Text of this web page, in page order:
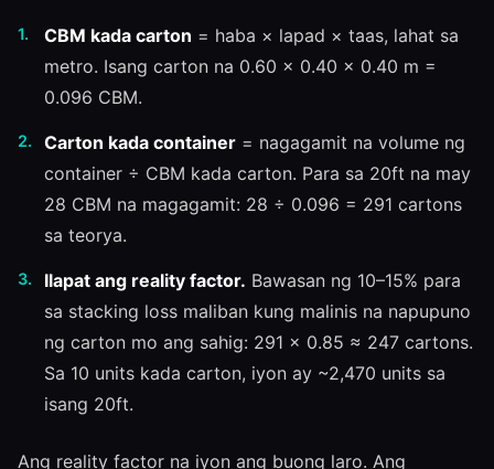
CBM kada carton = haba × lapad × taas, lahat sa
metro. Isang carton na 0.60 × 0.40 × 0.40 m =
0.096 CBM.
Carton kada container = nagagamit na volume ng
container ÷ CBM kada carton. Para sa 20ft na may
28 CBM na magagamit: 28 ÷ 0.096 = 291 cartons
sa teorya.
Ilapat ang reality factor. Bawasan ng 10–15% para
sa stacking loss maliban kung malinis na napupuno
ng carton mo ang sahig: 291 × 0.85 ≈ 247 cartons.
Sa 10 units kada carton, iyon ay ~2,470 units sa
isang 20ft.
Ang reality factor na iyon ang buong laro. Ang